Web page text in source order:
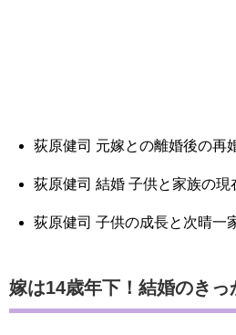
荻原健司 元嫁との離婚後の再
荻原健司 結婚 子供と家族の現
荻原健司 子供の成長と次晴一
嫁は14歳年下！結婚のきっ